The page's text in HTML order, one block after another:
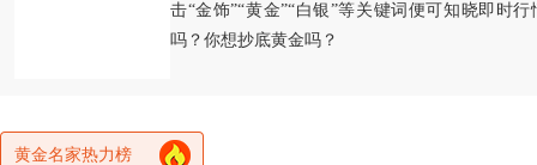
击“金饰”“黄金”“白银”等关键词便可知晓即时
吗？你想抄底黄金吗？
黄金名家热力榜